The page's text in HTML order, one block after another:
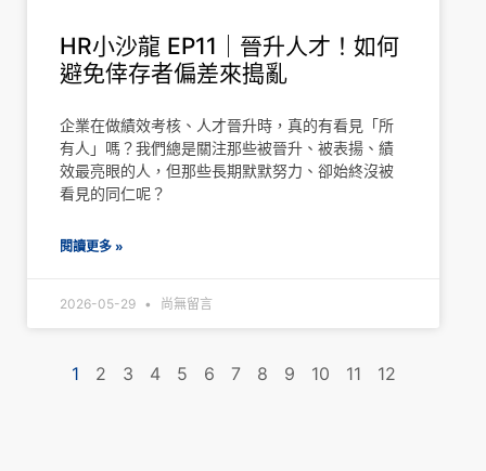
HR小沙龍 EP11｜晉升人才！如何
避免倖存者偏差來搗亂
企業在做績效考核、人才晉升時，真的有看見「所
有人」嗎？我們總是關注那些被晉升、被表揚、績
效最亮眼的人，但那些長期默默努力、卻始終沒被
看見的同仁呢？
閱讀更多 »
2026-05-29 尚無留言
1 2 3 4 5 6 7 8 9 10 11 12